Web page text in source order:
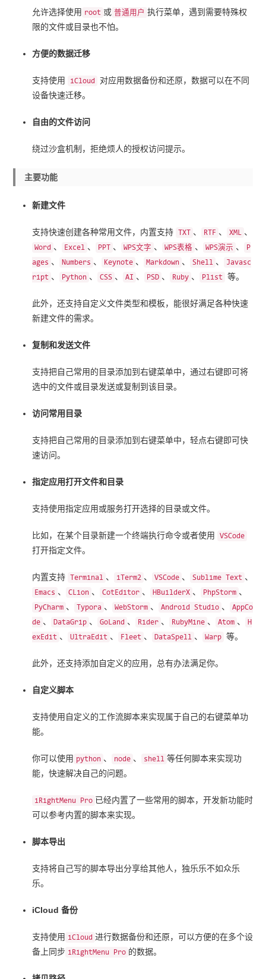
允许选择使用 root 或 普通用户 执行菜单，遇到需要特殊权
限的文件或目录也不怕。
方便的数据迁移
支持使用 iCloud
对应用数据备份和还原，数据可以在不同
设备快速迁移。
自由的文件访问
绕过沙盒机制，拒绝烦人的授权访问提示。
主要功能
新建文件
支持快速创建各种常用文件，内置支持 TXT 、 RTF 、 XML 、
Word 、 Excel 、 PPT 、 WPS文字 、 WPS表格 、 WPS演示 、
P
ages 、 Numbers 、 Keynote 、 Markdown 、 Shell 、
Javasc
ript 、 Python 、 CSS 、 AI 、 PSD 、 Ruby 、 Plist 等。
此外，还支持自定义文件类型和模板，能很好满足各种快速
新建文件的需求。
复制和发送文件
支持把自己常用的目录添加到右键菜单中，通过右键即可将
选中的文件或目录发送或复制到该目录。
访问常用目录
支持把自己常用的目录添加到右键菜单中，轻点右键即可快
速访问。
指定应用打开文件和目录
支持使用指定应用或服务打开选择的目录或文件。
比如，在某个目录新建一个终端执行命令或者使用 VSCode
打开指定文件。
内置支持 Terminal 、 iTerm2 、 VSCode 、 Sublime Text 、
Emacs 、 CLion 、 CotEditor 、 HBuilderX 、 PhpStorm 、
PyCharm 、 Typora 、 WebStorm 、 Android Studio 、
AppCo
de 、 DataGrip 、 GoLand 、 Rider 、 RubyMine 、 Atom 、
H
exEdit 、 UltraEdit 、 Fleet 、 DataSpell 、 Warp 等。
此外，还支持添加自定义的应用，总有办法满足你。
自定义脚本
支持使用自定义的工作流脚本来实现属于自己的右键菜单功
能。
你可以使用 python 、 node 、 shell 等任何脚本来实现功
能，快速解决自己的问题。
iRightMenu Pro 已经内置了一些常用的脚本，开发新功能时
可以参考内置的脚本来实现。
脚本导出
支持将自己写的脚本导出分享给其他人，独乐乐不如众乐
乐。
iCloud 备份
支持使用 iCloud 进行数据备份和还原，可以方便的在多个设
备上同步 iRightMenu Pro 的数据。